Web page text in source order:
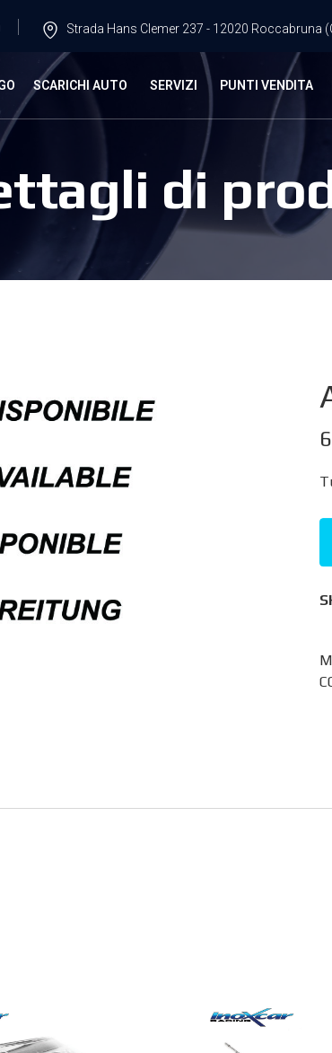
Strada Hans Clemer 237 - 12020 Roccabruna
SCARICHI AUTO SERVIZI PUNTI VENDITA
di